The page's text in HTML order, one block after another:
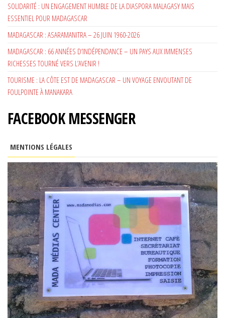
SOLIDARITÉ : UN ENGAGEMENT HUMBLE DE LA DIASPORA MALAGASY MAIS
ESSENTIEL POUR MADAGASCAR
MADAGASCAR : ASARAMANITRA – 26 JUIN 1960-2026
MADAGASCAR : 66 ANNÉES D’INDÉPENDANCE – UN PAYS AUX IMMENSES
RICHESSES TOURNÉ VERS L’AVENIR !
TOURISME : LA CÔTE EST DE MADAGASCAR – UN VOYAGE ENVOUTANT DE
FOULPOINTE À MANAKARA
FACEBOOK MESSENGER
MENTIONS LÉGALES